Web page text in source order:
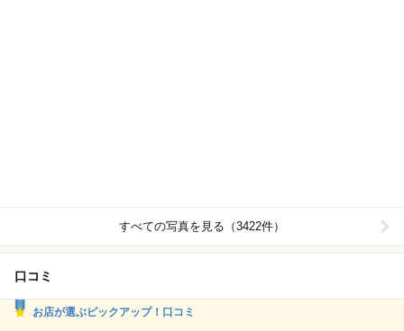
すべての写真を見る（3422件）
口コミ
お店が選ぶピックアップ！口コミ